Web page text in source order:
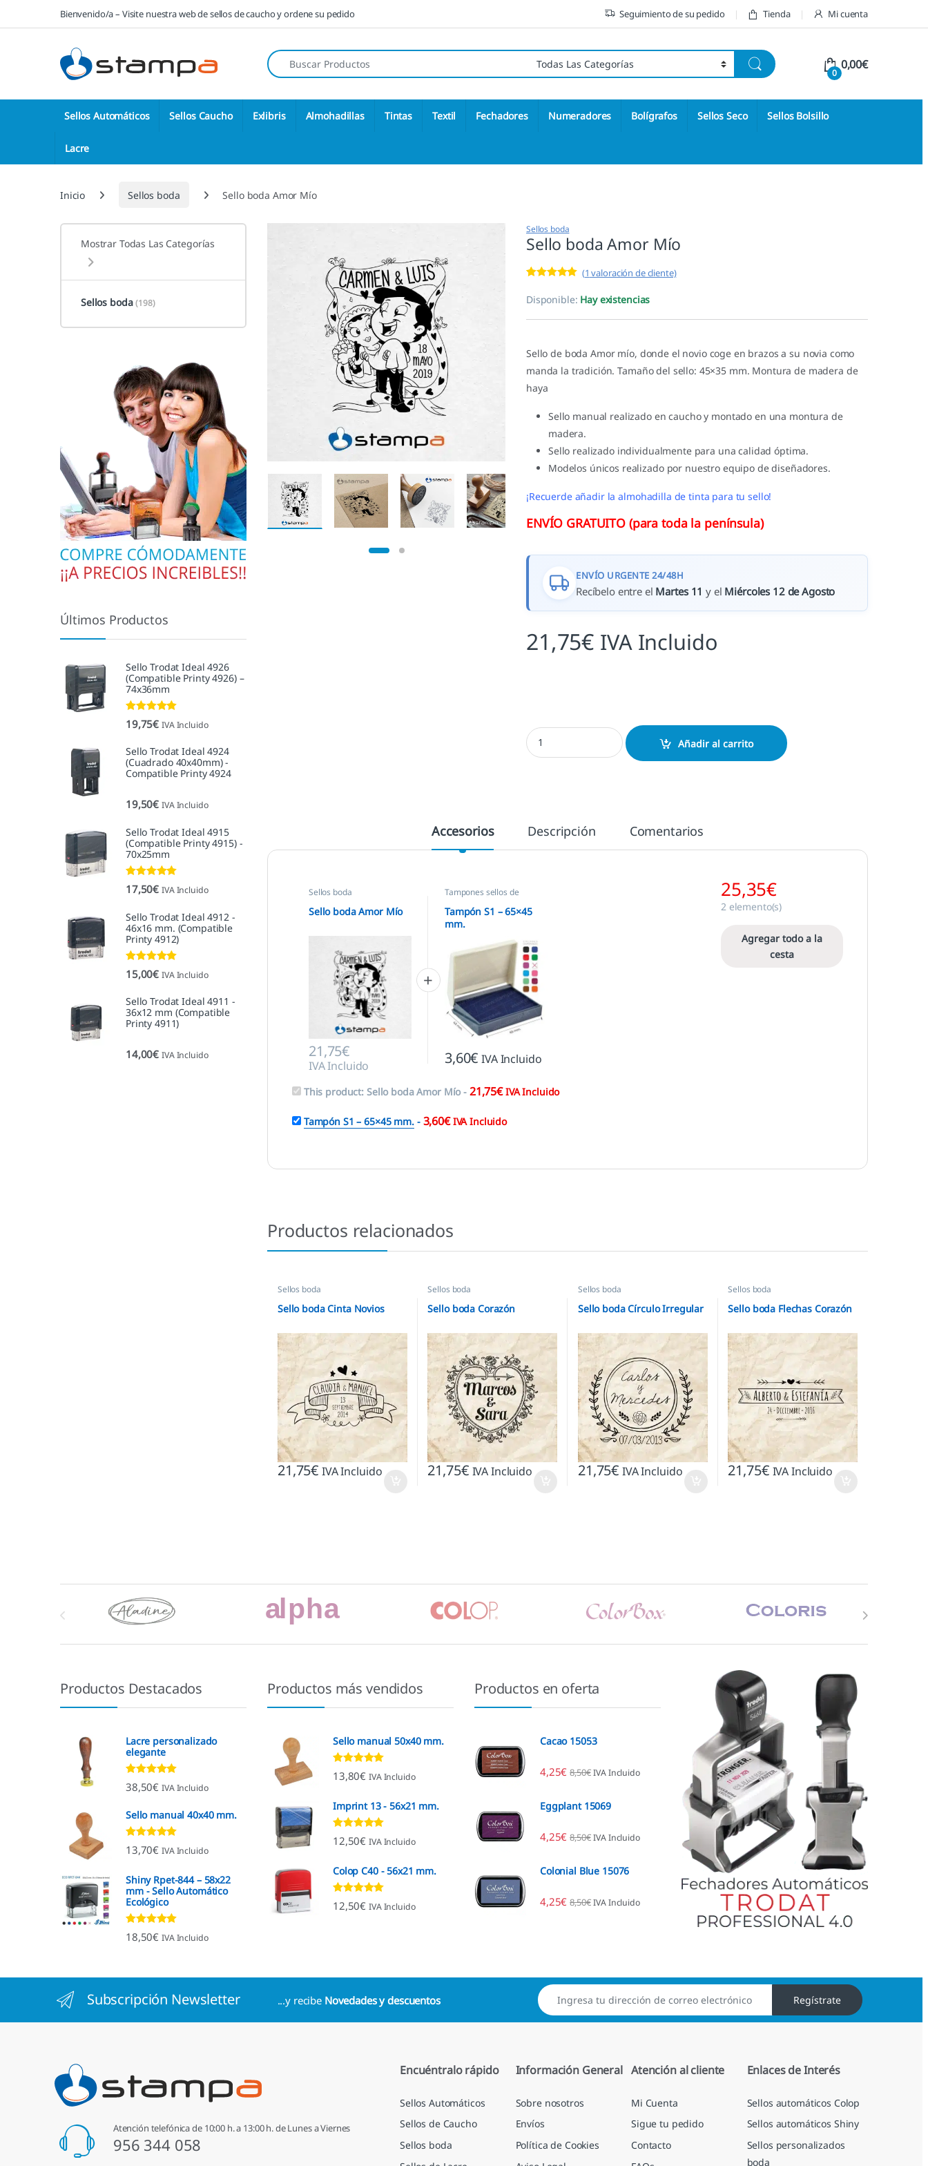
Saltar a la navegación
Saltar al contenidoBienvenido/a – Visite nuestra web de sellos de caucho y ordene su pedido Seguimiento de su pedido Tienda Mi cuenta
Búsqueda de:
0
0,00€
Sellos Automáticos Sellos Caucho Exlibris Almohadillas Tintas Textil Fechadores Numeradores Bolígrafos Sellos Seco Sellos Bolsillo
Lacre
Inicio Sellos boda Sello boda Amor Mío
Sellos boda
Sello boda Amor Mío
5.00de 5 en
base a
(1 valoración de cliente)
Disponible: Hay existencias
Sello de boda Amor mío, donde el novio coge en brazos a su novia como
manda la tradición. Tamaño del sello: 45×35 mm. Montura de madera de
haya
Sello manual realizado en caucho y montado en una montura de
madera.
Sello realizado individualmente para una calidad óptima.
Modelos únicos realizado por nuestro equipo de diseñadores.
¡Recuerde añadir la almohadilla de tinta para tu sello!
ENVÍO GRATUITO (para toda la península)
ENVÍO URGENTE 24/48H
Recíbelo entre el Martes 11 y el Miércoles 12 de Agosto
21,75€ IVA Incluido
Sello boda Amor Mío cantidad
Añadir al carrito
Accesorios Descripción Comentarios
Sellos boda
Sello boda Amor Mío
21,75€
IVA Incluido
Tampones sellos de
caucho
Tampón S1 – 65×45
mm.
3,60€ IVA Incluido
This product: Sello boda Amor Mío- 21,75€ IVA Incluido
Tampón S1 – 65×45 mm.- 3,60€ IVA Incluido
25,35€
2elemento(s)
Agregar todo a la
cesta
Productos relacionados
Sellos boda
Sello boda Cinta Novios
21,75€ IVA Incluido
Sellos boda
Sello boda Corazón
21,75€ IVA Incluido
Sellos boda
Sello boda Círculo Irregular
21,75€ IVA Incluido
Sellos boda
Sello boda Flechas Corazón
21,75€ IVA Incluido
Mostrar Todas Las Categorías
Sellos boda(198)
Últimos Productos
Sello Trodat Ideal 4926
(Compatible Printy 4926) –
74x36mm
Valorado con
5.00de 5
19,75€ IVA Incluido
Sello Trodat Ideal 4924
(Cuadrado 40x40mm) -
Compatible Printy 4924
19,50€ IVA Incluido
Sello Trodat Ideal 4915
(Compatible Printy 4915) -
70x25mm
Valorado con
5.00de 5
17,50€ IVA Incluido
Sello Trodat Ideal 4912 -
46x16 mm. (Compatible
Printy 4912)
Valorado con
5.00de 5
15,00€ IVA Incluido
Sello Trodat Ideal 4911 -
36x12 mm (Compatible
Printy 4911)
14,00€ IVA Incluido
Marcas De Carrusel
Productos Destacados
Lacre personalizado
elegante
Valorado con
4.92de 5
38,50€ IVA Incluido
Sello manual 40x40 mm.
Valorado con
4.96de 5
13,70€ IVA Incluido
Shiny Rpet-844 – 58x22
mm - Sello Automático
Ecológico
Valorado con
4.96de 5
18,50€ IVA Incluido
Productos más vendidos
Sello manual 50x40 mm.
Valorado con
4.80de 5
13,80€ IVA Incluido
Imprint 13 - 56x21 mm.
Valorado con
4.96de 5
12,50€ IVA Incluido
Colop C40 - 56x21 mm.
Valorado con
4.89de 5
12,50€ IVA Incluido
Productos en oferta
Cacao 15053
4,25€ 8,50€ IVA Incluido
Eggplant 15069
4,25€ 8,50€ IVA Incluido
Colonial Blue 15076
4,25€ 8,50€ IVA Incluido
Subscripción Newsletter ...y recibe Novedades y descuentos Regístrate
Atención telefónica de 10:00 h. a 13:00 h. de Lunes a Viernes
956 344 058
Encuéntralo rápido
Sellos Automáticos
Sellos de Caucho
Sellos boda
Información General
Sobre nosotros
Envíos
Política de Cookies
Atención al cliente
Mi Cuenta
Sigue tu pedido
Contacto
Enlaces de Interés
Sellos automáticos Colop
Sellos automáticos Shiny
Sellos personalizados
boda